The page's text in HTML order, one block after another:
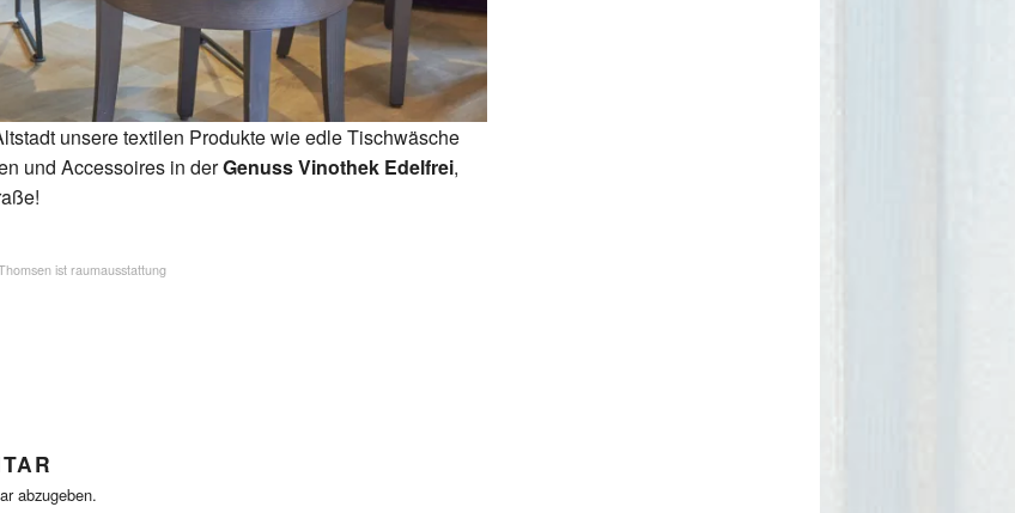
unsere textilen Produkte wie edle Tischwäsche
und Accessoires in derGenuss Vinothek Edelfrei,
ist raumausstattung
abzugeben.